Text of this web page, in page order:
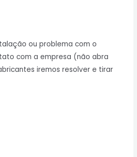
ou problema com o
com a empresa (não abra
iremos resolver e tirar